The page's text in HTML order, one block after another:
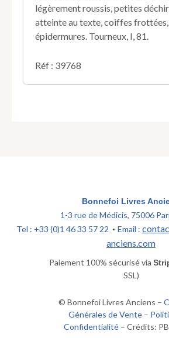
légèrement roussis, petites
atteinte au texte, coiffes
épidermures. Tourneux, I, 81.
Réf : 39768
Bonnefoi Livres
1-3 rue de Médicis, 75006
Tel : +33 (0)1 46 33 57 22 • Email :
anciens.com
Paiement 100% sécurisé via
SSL)
© Bonnefoi Livres Anciens –
Générales de Vente–
Confidentialité – Crédits: